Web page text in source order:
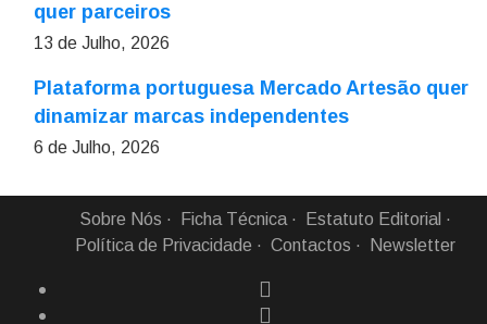
quer parceiros
13 de Julho, 2026
Plataforma portuguesa Mercado Artesão quer
dinamizar marcas independentes
6 de Julho, 2026
Sobre Nós Ficha Técnica
Estatuto Editorial
Política de Privacidade
Contactos Newsletter